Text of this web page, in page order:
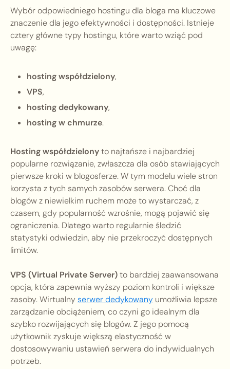
Wybór odpowiedniego hostingu dla bloga ma kluczowe
znaczenie dla jego efektywności i dostępności. Istnieje
cztery główne typy hostingu, które warto wziąć pod
uwagę:
hosting współdzielony,
VPS,
hosting dedykowany,
hosting w chmurze.
Hosting współdzielonyto najtańsze i najbardziej
popularne rozwiązanie, zwłaszcza dla osób stawiających
pierwsze kroki w blogosferze. W tym modelu wiele stron
korzysta z tych samych zasobów serwera. Choć dla
blogów z niewielkim ruchem może to wystarczać, z
czasem, gdy popularność wzrośnie, mogą pojawić się
ograniczenia. Dlatego warto regularnie śledzić
statystyki odwiedzin, aby nie przekroczyć dostępnych
limitów.
VPS (Virtual Private Server)to bardziej zaawansowana
opcja, która zapewnia wyższy poziom kontroli i większe
zasoby. Wirtualny serwer dedykowany umożliwia lepsze
zarządzanie obciążeniem, co czyni go idealnym dla
szybko rozwijających się blogów. Z jego pomocą
użytkownik zyskuje większą elastyczność w
dostosowywaniu ustawień serwera do indywidualnych
potrzeb.